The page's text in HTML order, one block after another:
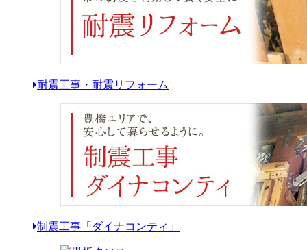
耐震工事・耐震リフォーム
制震工事「ダイナコンティ」